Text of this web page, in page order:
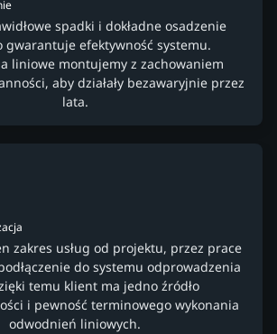
spadki i dokładne osadzenie
gwarantuje efektywność systemu.
liniowe montujemy z zachowaniem
aby działały bezawaryjnie przez
lata.
zakres usług od projektu, przez prace
do systemu odprowadzenia
temu klient ma jedno źródło
i pewność terminowego wykonania
odwodnień liniowych.